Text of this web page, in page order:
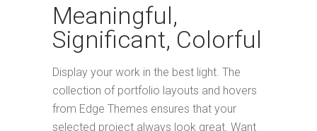
Meaningful,
Significant, Colorful
Display your work in the best light. The
collection of portfolio layouts and hovers
from Edge Themes ensures that your
selected project always look great. Want